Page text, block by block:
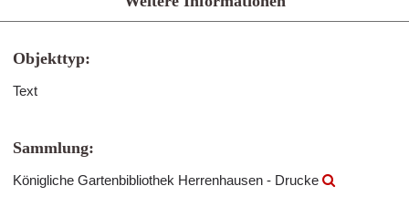
Objekttyp:
Text
Sammlung:
Königliche Gartenbibliothek Herrenhausen - Drucke